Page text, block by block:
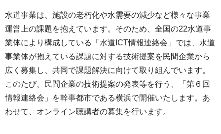
水道事業は、施設の老朽化や水需要の減少など様々な事業
運営上の課題を抱えています。そのため、全国の22水道事
業体により構成している「水道ICT情報連絡会」では、水道
事業体が抱えている課題に対する技術提案を民間企業から
広く募集し、共同で課題解決に向けて取り組んでいます。
このたび、民間企業の技術提案の発表等を行う、「第６回
情報連絡会」を幹事都市である横浜で開催いたします。あ
わせて、オンライン聴講者の募集を行います。